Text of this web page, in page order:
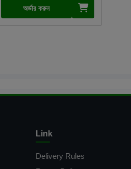
অর্ডার করুন
Link
Delivery Rules